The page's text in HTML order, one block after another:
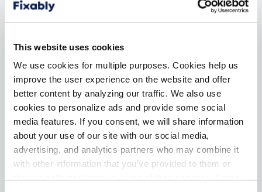
This website uses cookies
We use cookies for multiple purposes. Cookies help us
improve the user experience on the website and offer
better content by analyzing our traffic. We also use
cookies to personalize ads and provide some social
media features. If you consent, we will share information
about your use of our site with our social media,
advertising, and analytics partners who may combine it
with other information that you’ve provided to them or
Gestione las reparaciones y el GSX
de Apple desde una única plataforma
Las entradas y datos introducidos se
actualizan automáticamente en su
cuenta de GSX